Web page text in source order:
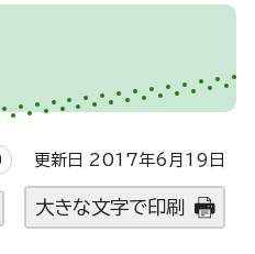
更新日 2017年6月19日
大きな文字で印刷